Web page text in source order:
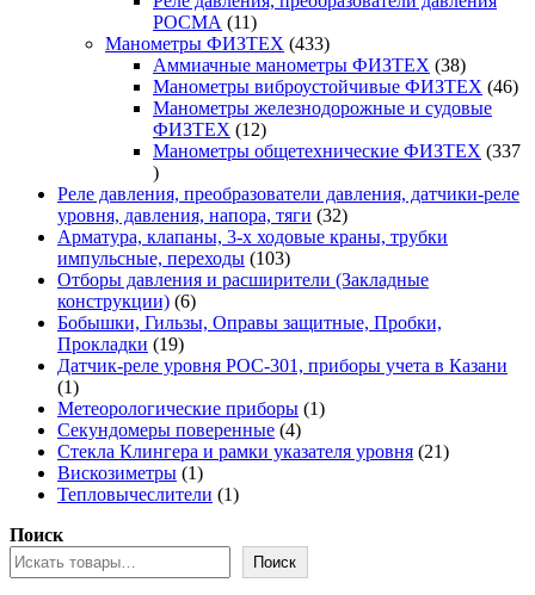
РОСМА
1111
товаров
Манометры ФИЗТЕХ 433433
товара
Аммиачные манометры ФИЗТЕХ 3838
товаров
Манометры виброустойчивые ФИЗТЕХ 4646
Манометры железнодорожные и судовые
ФИЗТЕХ
1212
товаров
Манометры общетехнические ФИЗТЕХ 337
337
товаров
Реле давления, преобразователи давления, датчики-реле
уровня, давления, напора, тяги 3232
товара
Арматура, клапаны, 3-х ходовые краны, трубки
импульсные, переходы 103103
товара
Отборы давления и расширители (Закладные
конструкции) 66
товаров
Бобышки, Гильзы, Оправы защитные, Пробки,
Прокладки
1919
товаров
Датчик-реле уровня РОС-301, приборы учета в Казани
11
товар
Метеорологические приборы 11
Секундомеры поверенные 44
товара
Стекла Клингера и рамки указателя уровня 2121
Вискозиметры 11
товар
Тепловычеслители 11
Поиск
Поиск